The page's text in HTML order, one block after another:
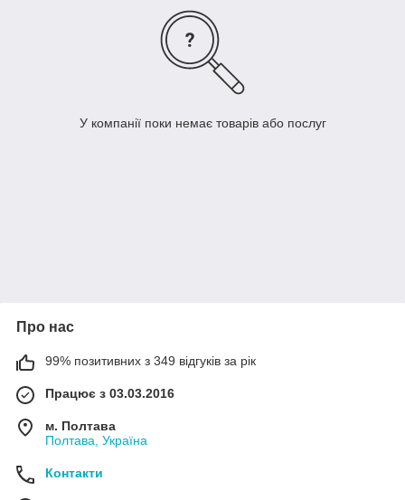
У компанії поки немає товарів або послуг
Про нас
99% позитивних з 349 відгуків за рік
Працює з 03.03.2016
м. Полтава
Полтава, Україна
Контакти